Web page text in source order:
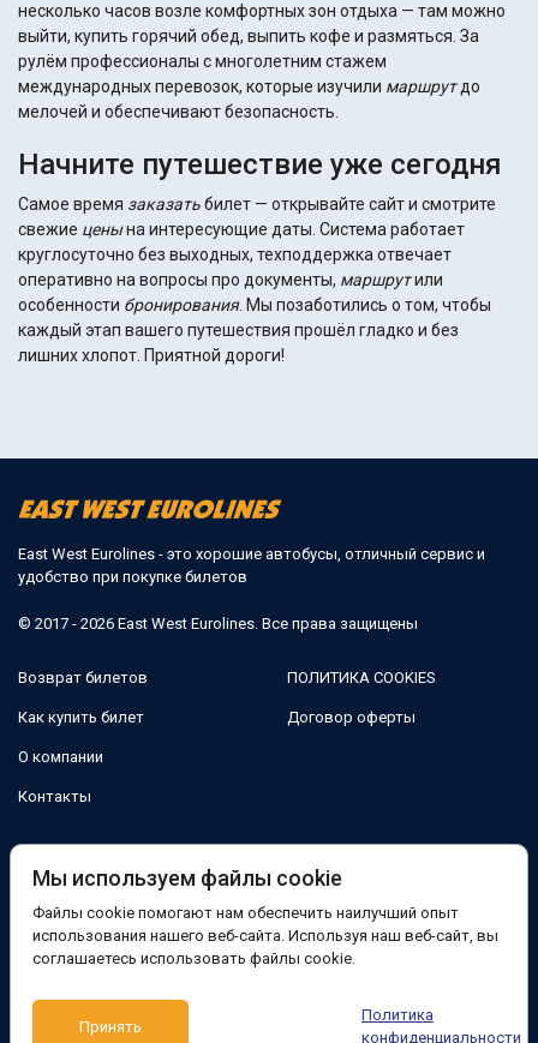
несколько часов возле комфортных зон отдыха — там можно
выйти, купить горячий обед, выпить кофе и размяться. За
рулём профессионалы с многолетним стажем
международных перевозок, которые изучили маршрутдо
мелочей и обеспечивают безопасность.
Начните путешествие уже сегодня
Самое время заказатьбилет — открывайте сайт и смотрите
свежие ценына интересующие даты. Система работает
круглосуточно без выходных, техподдержка отвечает
оперативно на вопросы про документы, маршрутили
особенности бронирования. Мы позаботились о том, чтобы
каждый этап вашего путешествия прошёл гладко и без
лишних хлопот. Приятной дороги!
East West Eurolines - это хорошие автобусы, отличный сервис и
удобство при покупке билетов
© 2017 - 2026 East West Eurolines. Все права защищены
Возврат билетов
Как купить билет
О компании
Контакты
ПОЛИТИКА COOKIES
Договор оферты
Facebook
Поддержка:
Telegram-бот Viber
Мы используем файлы cookie
Файлы cookie помогают нам обеспечить наилучший опыт
использования нашего веб-сайта. Используя наш веб-сайт, вы
соглашаетесь использовать файлы cookie.
Принять
Политика
конфиденциальности